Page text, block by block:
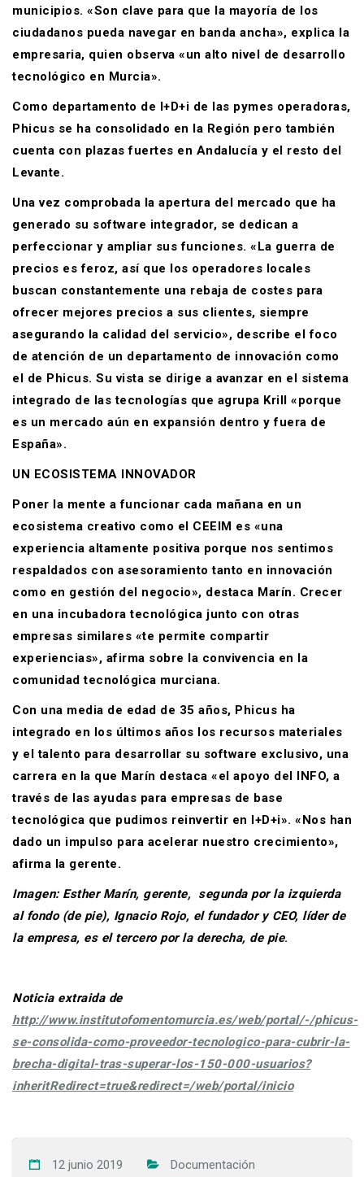
municipios. «Son clave para que la mayoría de los
ciudadanos pueda navegar en banda ancha», explica la
empresaria, quien observa «un alto nivel de desarrollo
tecnológico en Murcia».
Como departamento de I+D+i de las pymes operadoras,
Phicus se ha consolidado en la Región pero también
cuenta con plazas fuertes en Andalucía y el resto del
Levante.
Una vez comprobada la apertura del mercado que ha
generado su software integrador, se dedican a
perfeccionar y ampliar sus funciones. «La guerra de
precios es feroz, así que los operadores locales
buscan constantemente una rebaja de costes para
ofrecer mejores precios a sus clientes, siempre
asegurando la calidad del servicio», describe el foco
de atención de un departamento de innovación como
el de Phicus. Su vista se dirige a avanzar en el sistema
integrado de las tecnologías que agrupa Krill «porque
es un mercado aún en expansión dentro y fuera de
España».
UN ECOSISTEMA INNOVADOR
Poner la mente a funcionar cada mañana en un
ecosistema creativo como el CEEIM es «una
experiencia altamente positiva porque nos sentimos
respaldados con asesoramiento tanto en innovación
como en gestión del negocio», destaca Marín. Crecer
en una incubadora tecnológica junto con otras
empresas similares «te permite compartir
experiencias», afirma sobre la convivencia en la
comunidad tecnológica murciana.
Con una media de edad de 35 años, Phicus ha
integrado en los últimos años los recursos materiales
y el talento para desarrollar su software exclusivo, una
carrera en la que Marín destaca «el apoyo del INFO, a
través de las ayudas para empresas de base
tecnológica que pudimos reinvertir en I+D+i». «Nos han
dado un impulso para acelerar nuestro crecimiento»,
afirma la gerente.
Imagen: Esther Marín, gerente, segunda por la izquierda
al fondo (de pie), Ignacio Rojo, el fundador y CEO, líder de
la empresa, es el tercero por la derecha, de pie.
Noticia extraida de
http://www.institutofomentomurcia.es/web/portal/-/phicus-
se-consolida-como-proveedor-tecnologico-para-cubrir-la-
brecha-digital-tras-superar-los-150-000-usuarios?
inheritRedirect=true&redirect=/web/portal/inicio
12 junio 2019
Documentación